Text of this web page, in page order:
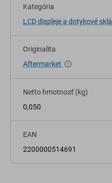
Kategória
LCD displeje a dotykové sklá
Originalita
Aftermarket
Netto hmotnosť (kg)
0,050
EAN
2200000514691